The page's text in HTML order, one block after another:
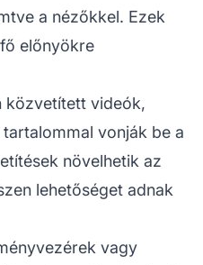
a nézőkkel. Ezek
előnyökre
közvetített videók,
vonják be a
növelhetik az
lehetőséget adnak
vagy